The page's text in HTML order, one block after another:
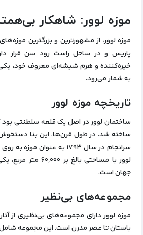
موزه لوور: شاهکار
موزه لوور، از مشهورترین و بزرگترین
پاریس و در ساحل راست رود سن قرار
خیره‌کننده و هرم شیشه‌ای معروف خود،
به شمار می‌رود.
تاریخچه موزه لوور
ساختمان لوور در اصل یک قلعه سلطنتی بود
ساخته شد. در طول قرن‌ها، این بنا
سرانجام در سال ۱۷۹۳ به
لوور با مساحتی بالغ
جهان است.
مجموعه‌های بی‌نظیر
موزه لوور دارای مجموعه‌های بی‌نظیری از
باستان تا عصر مدرن است. این مجموعه